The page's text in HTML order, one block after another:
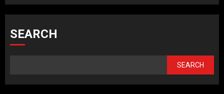
SEARCH
SEARCH